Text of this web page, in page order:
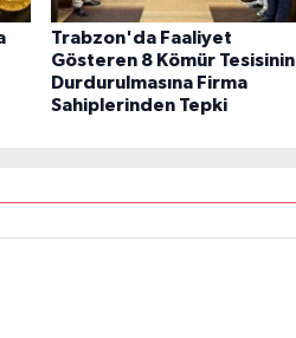
Trabzon'da Faaliyet
Gösteren 8 Kömür Tesisinin
Durdurulmasına Firma
Sahiplerinden Tepki